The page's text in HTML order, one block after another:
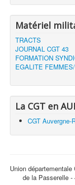
Matériel
TRACTS
JOURNAL CGT 43
FORMATION
EGALITE
La CGT en
CGT Auvergne-
Union
de la Passerelle -